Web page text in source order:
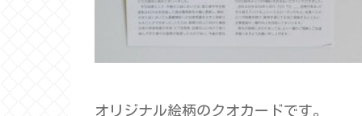
オリジナル絵柄のクオカードです。